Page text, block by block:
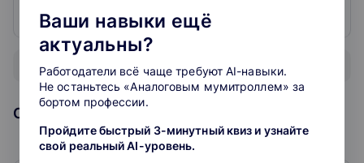
Показать всех преподавателей
Образовательная организация
Ваши навыки ещё
актуальны?
Работодатели всё чаще требуют AI-навыки.
Не останьтесь «Аналоговым мумитроллем» за
бортом профессии.
Пройдите быстрый 3-минутный квиз и узнайте
свой реальный AI-уровень.